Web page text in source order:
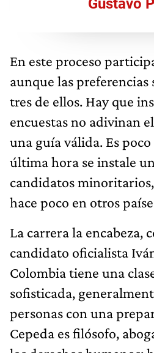
En este proceso
aunque las preferencias
tres de ellos. Hay que
encuestas no adivinan
una guía válida. Es
última hora se instale
candidatos
hace poco en otros
La carrera la encabeza,
candidato oficialista
Colombia tiene una
sofisticada,
personas con una
Cepeda es filósofo,